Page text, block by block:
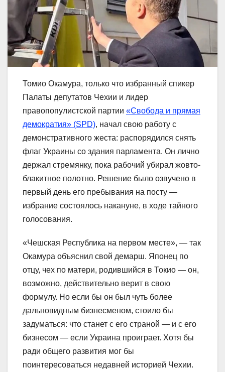
Томио Окамура, только что избранный спикер
Палаты депутатов Чехии и лидер
правопопулистской партии «Свобода и прямая
демократия» (SPD), начал свою работу с
демонстративного жеста: распорядился снять
флаг Украины со здания парламента. Он лично
держал стремянку, пока рабочий убирал жовто-
блакитное полотно. Решение было озвучено в
первый день его пребывания на посту —
избрание состоялось накануне, в ходе тайного
голосования.
«Чешская Республика на первом месте», — так
Окамура объяснил свой демарш. Японец по
отцу, чех по матери, родившийся в Токио — он,
возможно, действительно верит в свою
формулу. Но если бы он был чуть более
дальновидным бизнесменом, стоило бы
задуматься: что станет с его страной — и с его
бизнесом — если Украина проиграет. Хотя бы
ради общего развития мог бы
поинтересоваться недавней историей Чехии.